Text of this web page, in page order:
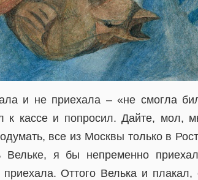
и не приехала – «не смогла
к кассе и попросил. Дайте, мол,
все из Москвы только в
я бы непременно
Оттого Велька и плакал,